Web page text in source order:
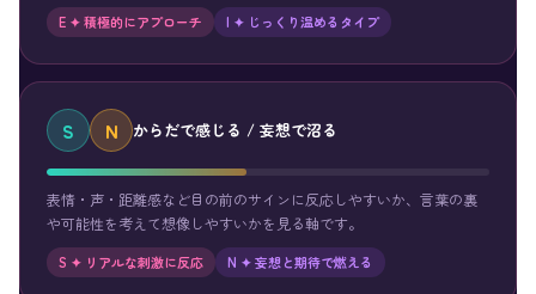
E ✦ 積極的にアプローチ I ✦ じっくり温めるタイプ
S N からだで感じる / 妄想で沼る
表情・声・距離感など目の前のサインに反応しやすいか、言葉の裏
や可能性を考えて想像しやすいかを見る軸です。
S ✦ リアルな刺激に反応 N ✦ 妄想と期待で燃える